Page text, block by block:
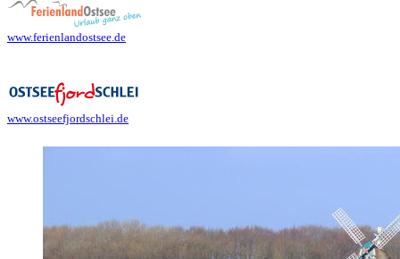
www.ferienlandostsee.de
www.ostseefjordschlei.de